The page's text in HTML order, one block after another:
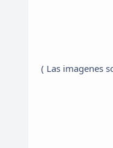
( Las imagenes